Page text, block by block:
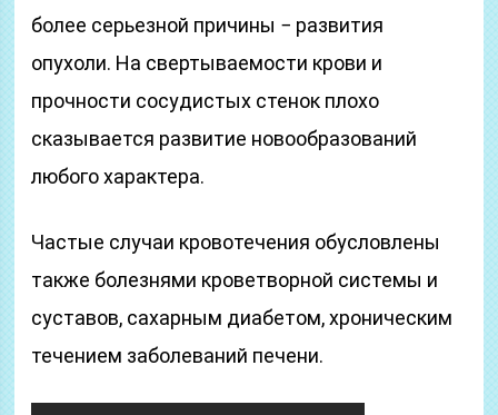
более серьезной причины − развития
опухоли. На свертываемости крови и
прочности сосудистых стенок плохо
сказывается развитие новообразований
любого характера.
Частые случаи кровотечения обусловлены
также болезнями кроветворной системы и
суставов, сахарным диабетом, хроническим
течением заболеваний печени.